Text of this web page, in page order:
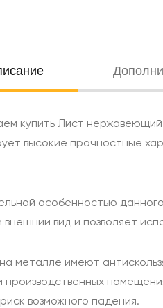
купить Лист
высокие прочностные
особенностью
внешний вид и позволяет
металле имеют
производственных
возможного падения.